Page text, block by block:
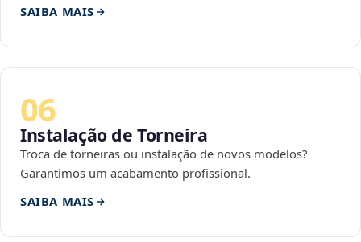
SAIBA MAIS
06
Instalação de Torneira
Troca de torneiras ou instalação de novos modelos?
Garantimos um acabamento profissional.
SAIBA MAIS